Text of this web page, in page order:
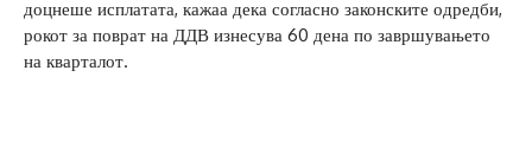
доцнеше исплатата, кажаа дека согласно законските одредби,
рокот за поврат на ДДВ изнесува 60 дена по завршувањето
на кварталот.